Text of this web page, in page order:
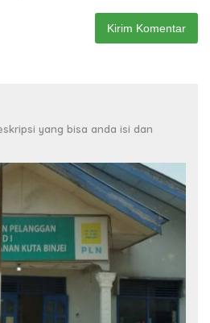
yang bisa anda isi dan